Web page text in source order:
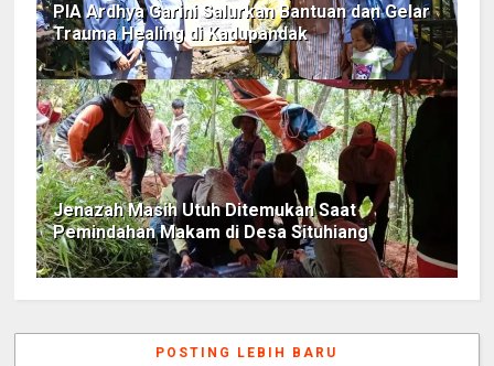
PIA Ardhya Garini Salurkan Bantuan dan Gelar
Trauma Healing di Kadupandak
Jenazah Masih Utuh Ditemukan Saat
Pemindahan Makam di Desa Situhiang
POSTING LEBIH BARU